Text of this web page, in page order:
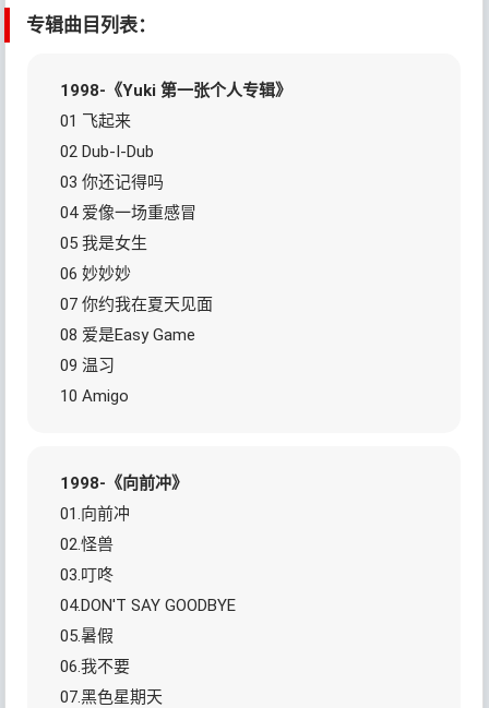
专辑曲目列表：
1998-《Yuki 第一张个人专辑》
01 飞起来
02 Dub-I-Dub
03 你还记得吗
04 爱像一场重感冒
05 我是女生
06 妙妙妙
07 你约我在夏天见面
08 爱是Easy Game
09 温习
10 Amigo
1998-《向前冲》
01.向前冲
02.怪兽
03.叮咚
04.DON'T SAY GOODBYE
05.暑假
06.我不要
07.黑色星期天